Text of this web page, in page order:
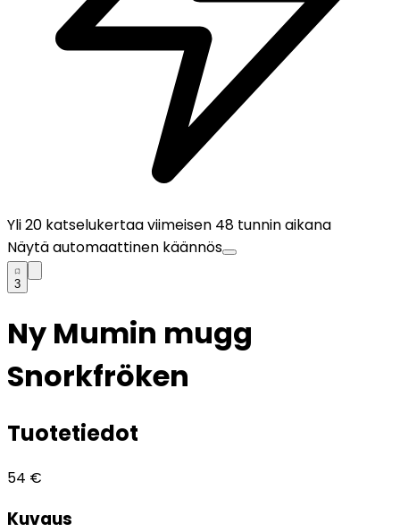
Yli20 katselukertaa viimeisen 48 tunnin aikana
Näytä automaattinen käännös
3
Ny Mumin mugg
Snorkfröken
Tuotetiedot
54 €
Kuvaus